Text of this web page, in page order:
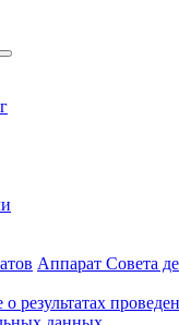
Аппарат Совета
результатах